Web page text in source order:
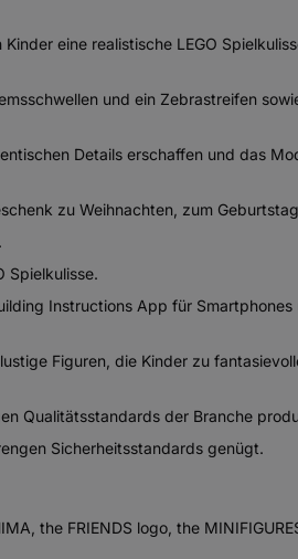
eine realistische LEGO
und ein Zebrastreifen
Details erschaffen und das
zu Weihnachten, zum
Spielkulisse.
Instructions App für
Figuren, die Kinder zu
Qualitätsstandards der Branche
Sicherheitsstandards genügt.
the FRIENDS logo, the